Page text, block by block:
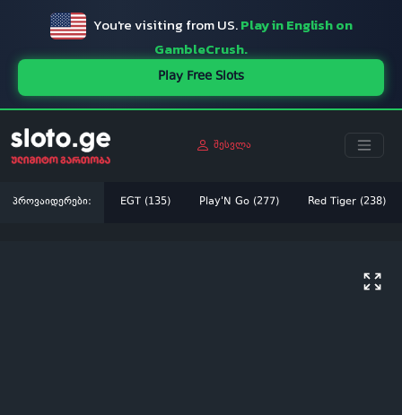
You're visiting from US.Play in English on
GambleCrush.
Play Free Slots
შესვლა
პროვაიდერები: EGT (135) Play'N Go (277) Red Tiger (238)